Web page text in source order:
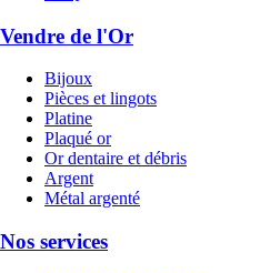
Vendre de l'Or
Bijoux
Pièces et lingots
Platine
Plaqué or
Or dentaire et débris
Argent
Métal argenté
Nos services